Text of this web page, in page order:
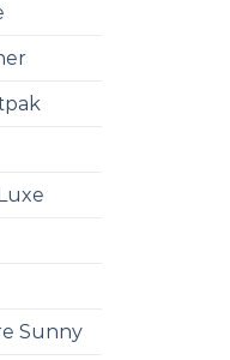
Sunny